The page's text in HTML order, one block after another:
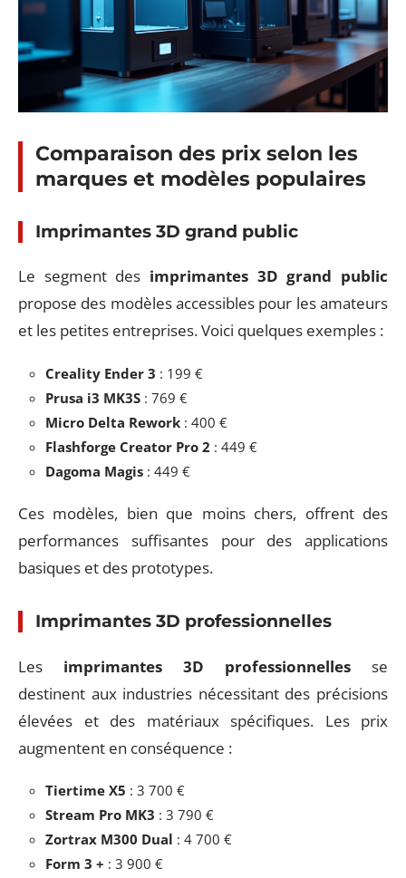
Comparaison des prix selon les
marques et modèles populaires
Imprimantes 3D grand public
Le segment des imprimantes 3D grand public
propose des modèles accessibles pour les amateurs
et les petites entreprises. Voici quelques exemples :
Creality Ender 3 : 199 €
Prusa i3 MK3S : 769 €
Micro Delta Rework : 400 €
Flashforge Creator Pro 2 : 449 €
Dagoma Magis : 449 €
Ces modèles, bien que moins chers, offrent des
performances suffisantes pour des applications
basiques et des prototypes.
Imprimantes 3D professionnelles
Les imprimantes 3D professionnelles se
destinent aux industries nécessitant des précisions
élevées et des matériaux spécifiques. Les prix
augmentent en conséquence :
Tiertime X5 : 3 700 €
Stream Pro MK3 : 3 790 €
Zortrax M300 Dual : 4 700 €
Form 3 + : 3 900 €